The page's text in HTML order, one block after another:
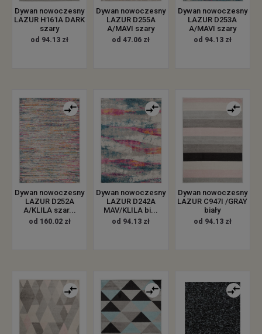
Dywan nowoczesny
LAZUR H161A DARK
szary
od 94.13 zł
Dywan nowoczesny
LAZUR D255A
A/MAVI szary
od 47.06 zł
Dywan nowoczesny
LAZUR D253A
A/MAVI szary
od 94.13 zł
Dywan nowoczesny
LAZUR D252A
A/KLILA szar...
od 160.02 zł
Dywan nowoczesny
LAZUR D242A
MAV/KLILA bi...
od 94.13 zł
Dywan nowoczesny
LAZUR C947I /GRAY
biały
od 94.13 zł